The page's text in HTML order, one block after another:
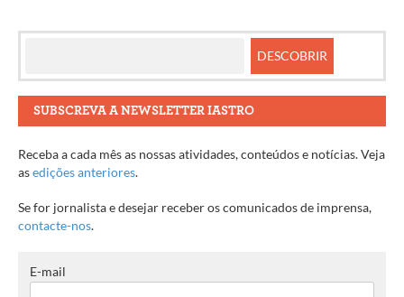
SUBSCREVA A NEWSLETTER IASTRO
Receba a cada mês as nossas atividades, conteúdos e notícias. Veja
asedições anteriores.
Se for jornalista e desejar receber os comunicados de imprensa,
contacte-nos.
E-mail